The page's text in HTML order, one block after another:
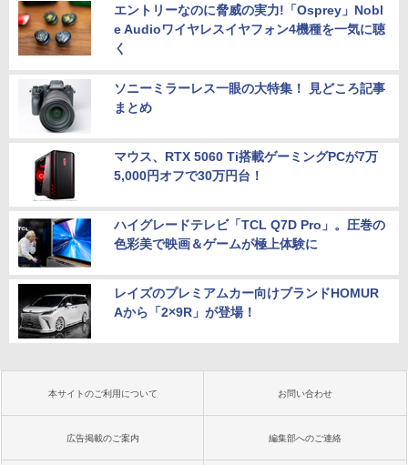
エントリーなのに脅威の実力!「Osprey」Nobl
e Audioワイヤレスイヤフォン4機種を一気に聴
く
ソニーミラーレス一眼の大特集！ 見どころ記事
まとめ
マウス、RTX 5060 Ti搭載ゲーミングPCが7万
5,000円オフで30万円台！
ハイグレードテレビ「TCL Q7D Pro」。圧巻の
色彩美で映画＆ゲームが極上体験に
レイズのプレミアムカー向けブランドHOMUR
Aから「2×9R」が登場！
本サイトのご利用について お問い合わせ
広告掲載のご案内 編集部へのご連絡